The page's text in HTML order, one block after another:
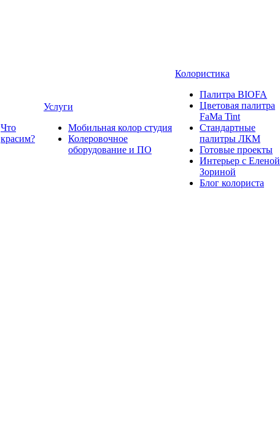
Что
красим?
Услуги
Мобильная колор студия
Колеровочное
оборудование и ПО
Колористика
Палитра BIOFA
Цветовая палитра
FaMa Tint
Стандартные
палитры ЛКМ
Готовые проекты
Интерьер с Еленой
Зориной
Блог колориста